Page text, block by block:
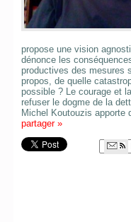
propose une vision
dénonce les
productives des mesures
propos, de quelle
possible ? Le courage et
refuser le dogme de la
Michel Koutouzis
partager »